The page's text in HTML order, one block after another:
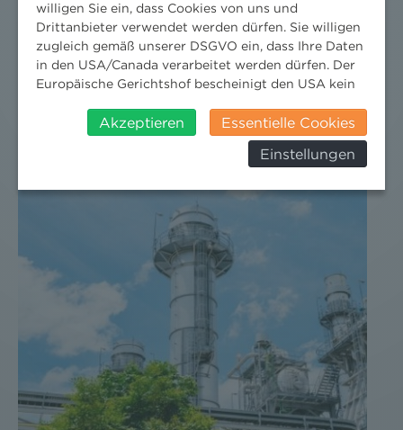
willigen Sie ein, dass Cookies von uns und
Drittanbieter verwendet werden dürfen. Sie willigen
zugleich gemäß unserer DSGVO ein, dass Ihre Daten
in den USA/Canada verarbeitet werden dürfen. Der
Europäische Gerichtshof bescheinigt den USA kein
insbesondere das Risiko, dass ihre Daten durch US-
Behörden, zu Kontroll- und zu
Überwachungszwecken, verarbeitet werden und
werden können. Zudem finden Sie am
Bildschirmrand ein Cookie-Icon wo Sie jederzeit Ihre
Einwilligung widerrufen und Widerspruch ausüben.
Weitere Infomationen finden Sie hier:
Datenschutzerklärung
Akzeptieren
Essentielle Cookies
Einstellungen